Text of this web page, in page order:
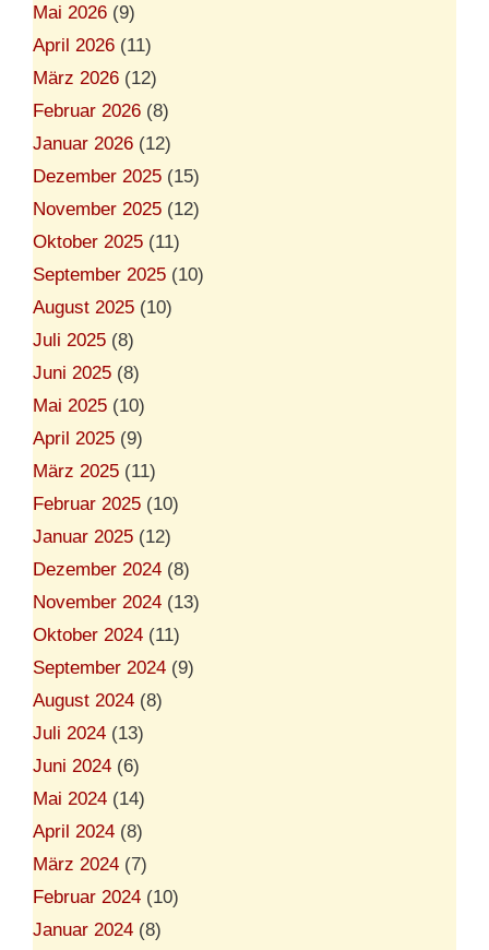
Mai 2026 (9)
April 2026 (11)
März 2026 (12)
Februar 2026 (8)
Januar 2026 (12)
Dezember 2025 (15)
November 2025 (12)
Oktober 2025 (11)
September 2025 (10)
August 2025 (10)
Juli 2025 (8)
Juni 2025 (8)
Mai 2025 (10)
April 2025 (9)
März 2025 (11)
Februar 2025 (10)
Januar 2025 (12)
Dezember 2024 (8)
November 2024 (13)
Oktober 2024 (11)
September 2024 (9)
August 2024 (8)
Juli 2024 (13)
Juni 2024 (6)
Mai 2024 (14)
April 2024 (8)
März 2024 (7)
Februar 2024 (10)
Januar 2024 (8)